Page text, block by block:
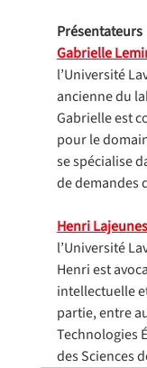
Présentateurs
Gabrielle
l’Université
ancienne du
Gabrielle est
pour le
se spécialise
de demandes
Henri
l’Université
Henri est
intellectuelle
partie, entre
Technologies
des Sciences